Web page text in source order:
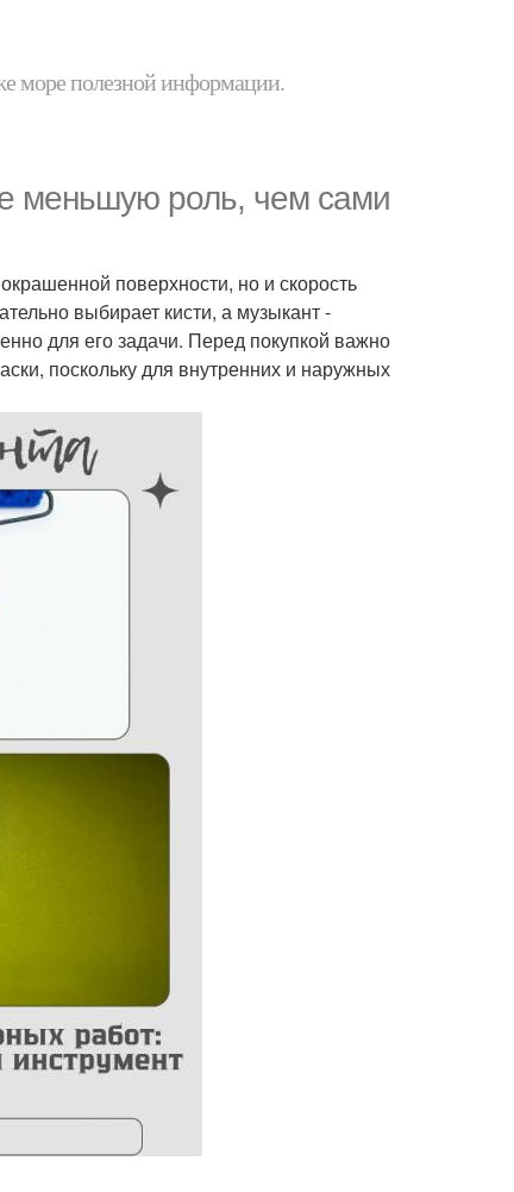
море полезной информации.
меньшую роль, чем сами
поверхности, но и скорость
выбирает кисти, а музыкант -
для его задачи. Перед покупкой важно
поскольку для внутренних и наружных